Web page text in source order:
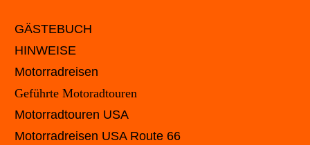
GÄSTEBUCH
HINWEISE
Motorradreisen
Geführte Motoradtouren
Motorradtouren USA
Motorradreisen USA Route 66